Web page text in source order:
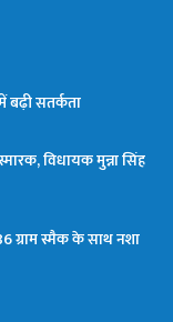
बढ़ी सतर्कता
विधायक मुन्ना सिंह
ग्राम स्मैक के साथ नशा